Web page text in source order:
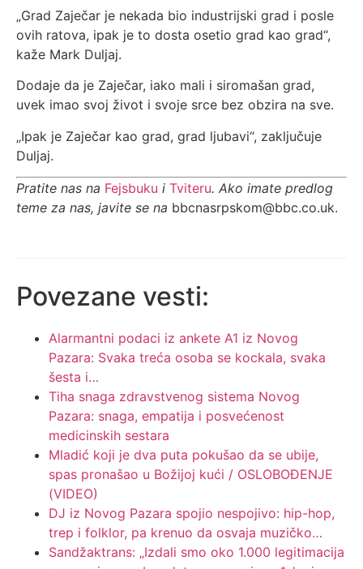
„Grad Zaječar je nekada bio industrijski grad i posle
ovih ratova, ipak je to dosta osetio grad kao grad“,
kaže Mark Duljaj.
Dodaje da je Zaječar, iako mali i siromašan grad,
uvek imao svoj život i svoje srce bez obzira na sve.
„Ipak je Zaječar kao grad, grad ljubavi“, zaključuje
Duljaj.
Pratite nas na Fejsbuku i Tviteru. Ako imate predlog
teme za nas, javite se na bbcnasrpskom@bbc.co.uk.
Povezane vesti:
Alarmantni podaci iz ankete A1 iz Novog
Pazara: Svaka treća osoba se kockala, svaka
šesta i…
Tiha snaga zdravstvenog sistema Novog
Pazara: snaga, empatija i posvećenost
medicinskih sestara
Mladić koji je dva puta pokušao da se ubije,
spas pronašao u Božijoj kući / OSLOBOĐENJE
(VIDEO)
DJ iz Novog Pazara spojio nespojivo: hip-hop,
trep i folklor, pa krenuo da osvaja muzičko…
Sandžaktrans: „Izdali smo oko 1.000 legitimacija